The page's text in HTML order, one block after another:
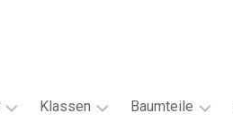
Klassen Baumteile